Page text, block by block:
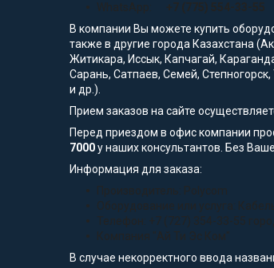
WhatsApp: +7 (775) 554-33-55
В компании Вы можете купить
также в другие города Казахстана
Житикара, Иссык, Капчагай,
Сарань, Сатпаев, Семей,
и др.).
Прием заказов на сайте
Перед приездом в офис компании
7000у наших консультантов. Без
Информация для заказа:
Производитель: Polycom
Оборудование или услуга:
Телефон: +7 (727) 354-33-55
Компания "Ай Ти Эс Ком"
В случае некорректного ввода